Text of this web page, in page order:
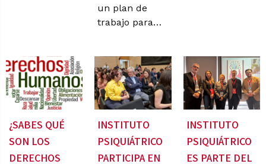
un plan de
trabajo para…
¿SABES QUÉ
SON LOS
DERECHOS
INSTITUTO
PSIQUIÁTRICO
PARTICIPA EN
INSTITUTO
PSIQUIÁTRICO
ES PARTE DEL